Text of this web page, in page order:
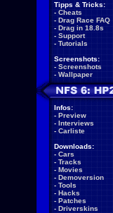
Tipps & Tricks:
- Cheats
- Drag Race FAQ
- Drag in 18.8s
- Support
- Tutorials
Screenshots:
- Screenshots
- Wallpaper
Infos:
- Preview
- Interviews
- Carliste
Downloads:
- Cars
- Tracks
- Movies
- Demoversion
- Tools
- Hacks
- Patches
- Driverskins